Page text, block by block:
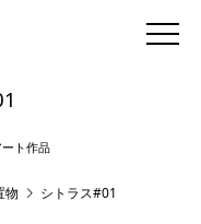
ート作品
物 シトラス#01